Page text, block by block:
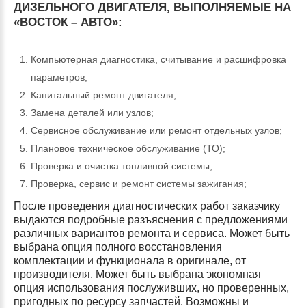
ДИЗЕЛЬНОГО ДВИГАТЕЛЯ, ВЫПОЛНЯЕМЫЕ НА
«ВОСТОК – АВТО»:
Компьютерная диагностика, считывание и расшифровка
параметров;
Капитальный ремонт двигателя;
Замена деталей или узлов;
Сервисное обслуживание или ремонт отдельных узлов;
Плановое техническое обслуживание (ТО);
Проверка и очистка топливной системы;
Проверка, сервис и ремонт системы зажигания;
После проведения диагностических работ заказчику
выдаются подробные разъяснения с предложениями
различных вариантов ремонта и сервиса. Может быть
выбрана опция полного восстановления
комплектации и функционала в оригинале, от
производителя. Может быть выбрана экономная
опция использования послуживших, но проверенных,
пригодных по ресурсу запчастей. Возможны и